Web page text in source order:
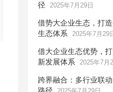
径
2025年7月29日
借势大企业生态，打
生态体系
2025年7月29
借大企业生态优势，
新发展体系
2025年7月
跨界融合：多行业联
路径